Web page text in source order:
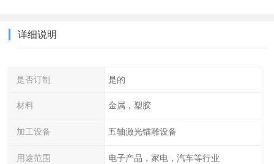
详细说明
是否订制 是的
材料 金属，塑胶
加工设备 五轴激光镭雕设备
用途范围 电子产品，家电，汽车等行业